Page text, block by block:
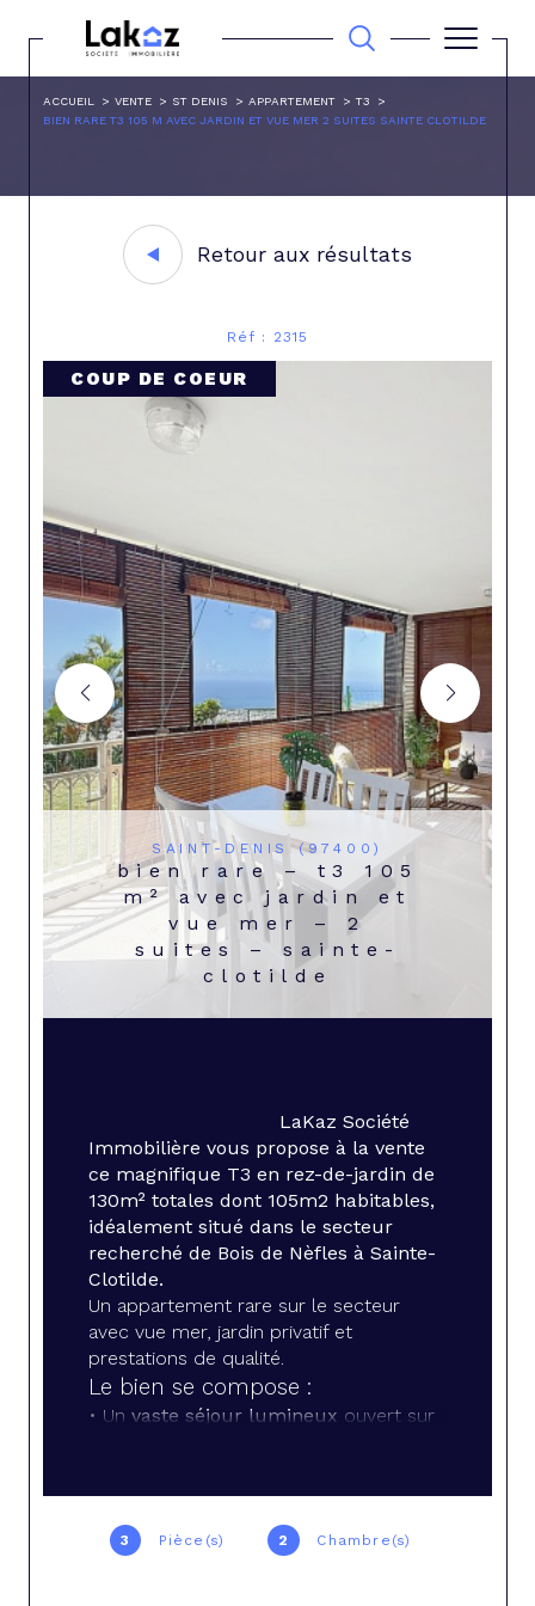
ACCUEIL VENTE ST DENIS APPARTEMENT
T3
BIEN RARE T3 105 M AVEC JARDIN ET VUE MER 2 SUITES SAINTE CLOTILDE
Retour aux résultats
Réf : 2315
COUP DE COEUR
SAINT-DENIS (97400)
bien rare – t3 105
m² avec jardin et
vue mer – 2
suites – sainte-
clotilde
3 Pièce(s) 2 Chambre(s)
LaKaz Société
Immobilière vous propose à la vente
ce magnifique T3 en rez-de-jardin de
130m² totales dont 105m2 habitables,
idéalement situé dans le secteur
recherché de Bois de Nèfles à Sainte-
Clotilde.
Un appartement rare sur le secteur
avec vue mer, jardin privatif et
prestations de qualité.
Le bien se compose :
• Un vaste séjour lumineux ouvert sur
équipée
Deux suites parentales
avec salle d’eau privative, WC et